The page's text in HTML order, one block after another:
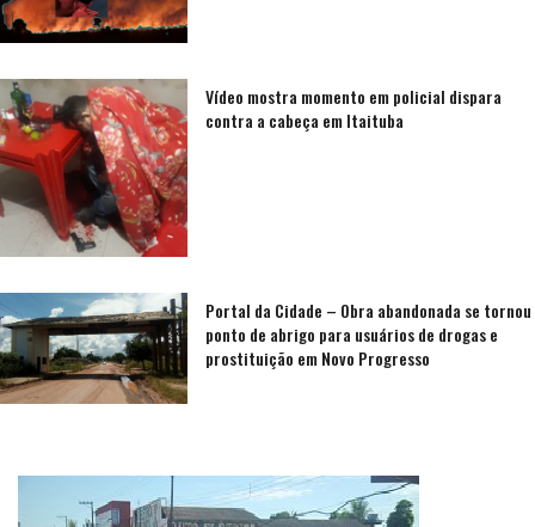
Vídeo mostra momento em policial dispara
contra a cabeça em Itaituba
Portal da Cidade – Obra abandonada se tornou
ponto de abrigo para usuários de drogas e
prostituição em Novo Progresso